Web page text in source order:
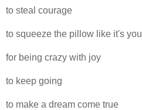
to steal courage
to squeeze the pillow like it's you
for being crazy with joy
to keep going
to make a dream come true